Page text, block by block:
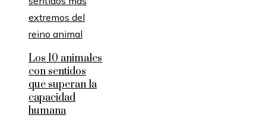
Los 10 animales
con sentidos
que superan la
capacidad
humana